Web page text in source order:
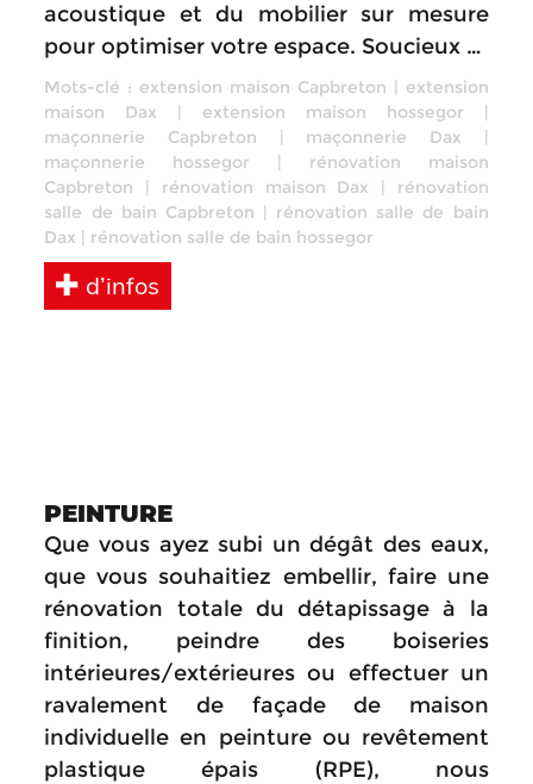
acoustique et du mobilier sur mesure
pour optimiser votre espace. Soucieux …
Mots-clé : extension maison Capbreton | extension
maison Dax | extension maison hossegor |
maçonnerie Capbreton | maçonnerie Dax |
maçonnerie hossegor | rénovation maison
Capbreton | rénovation maison Dax | rénovation
salle de bain Capbreton | rénovation salle de bain
Dax | rénovation salle de bain hossegor
d’infos
PEINTURE
Que vous ayez subi un dégât des eaux,
que vous souhaitiez embellir, faire une
rénovation totale du détapissage à la
finition, peindre des boiseries
intérieures/extérieures ou effectuer un
ravalement de façade de maison
individuelle en peinture ou revêtement
plastique épais (RPE), nous